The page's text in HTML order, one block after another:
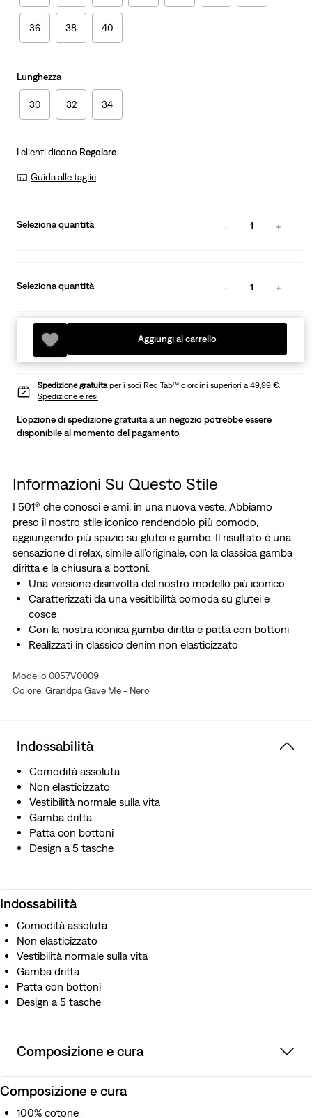
36 38 40
Lunghezza
30 32 34
I clienti dicono Regolare
Guida alle taglie
Seleziona quantità 1
Seleziona quantità 1
Aggiungi al carrello
Spedizione gratuitaper i soci Red Tab™ o ordini superiori a 49,99 €.
Spedizione e resi
L'opzione di spedizione gratuita a un negozio potrebbe essere
disponibile al momento del pagamento
Informazioni Su Questo Stile
I 501® che conosci e ami, in una nuova veste. Abbiamo
preso il nostro stile iconico rendendolo più comodo,
aggiungendo più spazio su glutei e gambe. Il risultato è una
sensazione di relax, simile all’originale, con la classica gamba
diritta e la chiusura a bottoni.
Una versione disinvolta del nostro modello più iconico
Caratterizzati da una vesitibilità comoda su glutei e
cosce
Con la nostra iconica gamba diritta e patta con bottoni
Realizzati in classico denim non elasticizzato
Modello 0057V0009
Colore: Grandpa Gave Me - Nero
Indossabilità
Comodità assoluta
Non elasticizzato
Vestibilità normale sulla vita
Gamba dritta
Patta con bottoni
Design a 5 tasche
Indossabilità
Comodità assoluta
Non elasticizzato
Vestibilità normale sulla vita
Gamba dritta
Patta con bottoni
Design a 5 tasche
Composizione e cura
Composizione e cura
100% cotone